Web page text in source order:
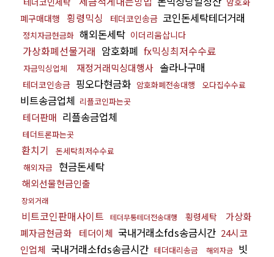
폐구매대행
횡령믹싱 테더코인송금 코인돈세탁테더거래
정치자금현금화 해외돈세탁 이더리움삽니다
가상화폐선물거래 암호화폐 fx믹싱최저수수료
자금믹싱업체 재정거래믹싱대행사 솔라나구매
테더코인송금 핑오다현금화 암호화폐전송대행 오다집수수료
비트송금업체 리플코인파는곳
테더판매 리플송금업체
테더트론파는곳
환치기
돈세탁최저수수료
해외자금
현금돈세탁
해외선물현금인출
장외거래
비트코인판매사이트 테더무통테더전송대행 횡령세탁
가상화
폐자금현금화
테더이체 국내거래소fds송금시간 24시코
인업체 국내거래소fds송금시간 테더대리송금 해외자금 빗